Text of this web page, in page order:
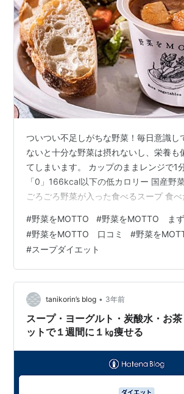
ついつい不足しがちな野菜！毎日意識し
ないと十分な野菜は摂れないし、栄養も
てしまいます。 カップのままレンジで1
「0」166kcal以下の低カロリー 国産野
ごろごろ野菜が入った食べるスープ 食べ
うスープが巷で話題になっているのを知
でも近くのスーパーやコンビニでは買う
らしいんです！ 今回はその話題のスープ
MOTTO」を栄養士が正直レビューをし
非ご覧ください！ 野菜をMOTTＯとは
紹介！ 野菜をMOTTOはま…
#野菜をMOTTO #野菜をMOTTO ま
#野菜をMOTTO 口コミ #野菜を
#スープダイエット
tanikorin’s blog • 3年前
スープ・ヨーグルト・炭酸水・お
ットで１週間に１㎏痩せる